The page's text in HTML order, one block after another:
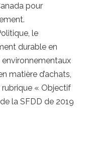
pour
le
durable en
matière d’achats,
« Objectif
la SFDD de 2019